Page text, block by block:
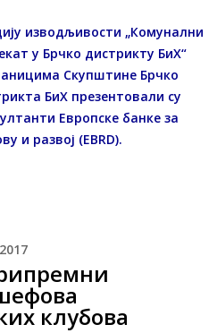
изводљивости „Комунални
у Брчко дистрикту БиХ“
Скупштине Брчко
БиХ презентовали су
Европске банке за
и развој (EBRD).
клубова